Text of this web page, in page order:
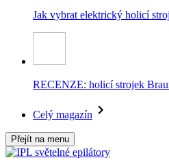
Jak vybrat elektrický holicí
RECENZE: holicí strojek
Celý magazín
Přejít na menu